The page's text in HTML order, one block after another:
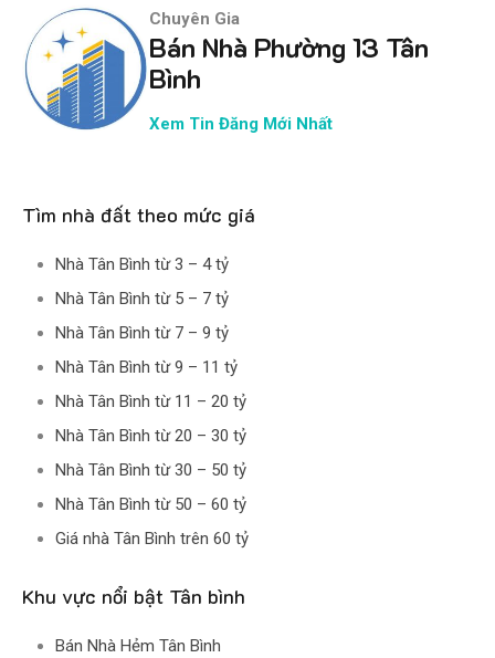
Chuyên Gia
Bán Nhà Phường 13 Tân
Bình
Xem Tin Đăng Mới Nhất
Tìm nhà đất theo mức giá
Nhà Tân Bình từ 3 – 4 tỷ
Nhà Tân Bình từ 5 – 7 tỷ
Nhà Tân Bình từ 7 – 9 tỷ
Nhà Tân Bình từ 9 – 11 tỷ
Nhà Tân Bình từ 11 – 20 tỷ
Nhà Tân Bình từ 20 – 30 tỷ
Nhà Tân Bình từ 30 – 50 tỷ
Nhà Tân Bình từ 50 – 60 tỷ
Giá nhà Tân Bình trên 60 tỷ
Khu vực nổi bật Tân bình
Bán Nhà Hẻm Tân Bình